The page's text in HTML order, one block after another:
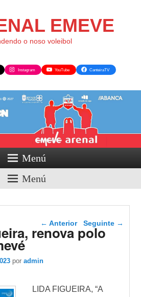
EMEVE
o noso voleibol
Instagram YouTube CanteiraTV
Menú
Menú
Navegador de artigos
← Anterior Seguinte →
renova polo
poradmin
LIDA FIGUEIRA, “A